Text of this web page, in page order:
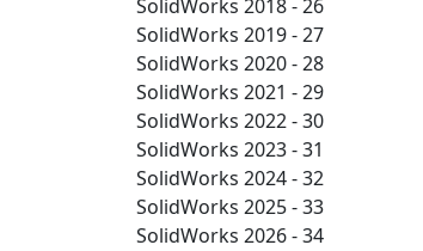
SolidWorks 2018 - 26
SolidWorks 2019 - 27
SolidWorks 2020 - 28
SolidWorks 2021 - 29
SolidWorks 2022 - 30
SolidWorks 2023 - 31
SolidWorks 2024 - 32
SolidWorks 2025 - 33
SolidWorks 2026 - 34